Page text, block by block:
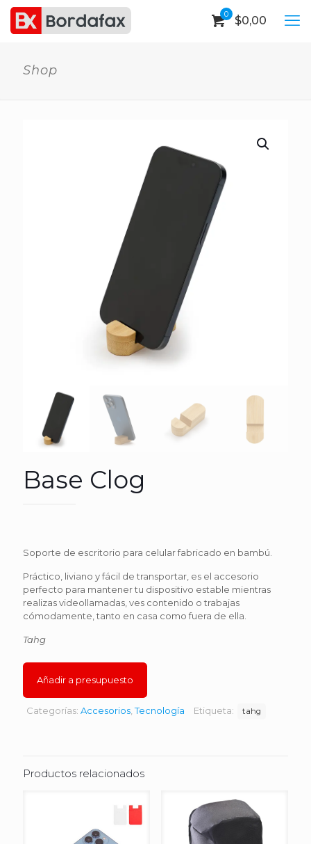
0 $0,00
Shop
Base Clog
Soporte de escritorio para celular fabricado en bambú.
Práctico, liviano y fácil de transportar, es el accesorio
perfecto para mantener tu dispositivo estable mientras
realizas videollamadas, ves contenido o trabajas
cómodamente, tanto en casa como fuera de ella.
Tahg
Añadir a presupuesto
Categorías: Accesorios ,Tecnología Etiqueta: tahg
Productos relacionados